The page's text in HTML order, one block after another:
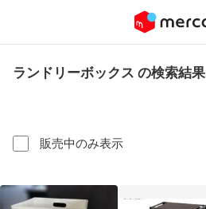
ランドリーボックス の検索結果
販売中のみ表示